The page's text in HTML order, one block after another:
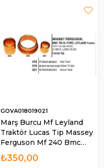
Marş Burcu Mf Leyland
Traktör Lucas Tip Massey
Ferguson Mf 240 Bmc
TM30 Ford Leyland
Traktör | GOVA 018019021
GOVA018019021
₺350,00